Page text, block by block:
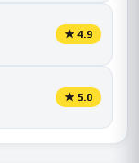
★ 4.9
★ 5.0